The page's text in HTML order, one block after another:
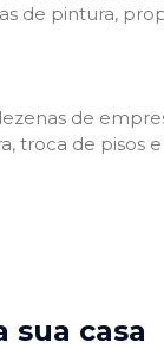
de pintura,
de
troca de pisos
sua casa